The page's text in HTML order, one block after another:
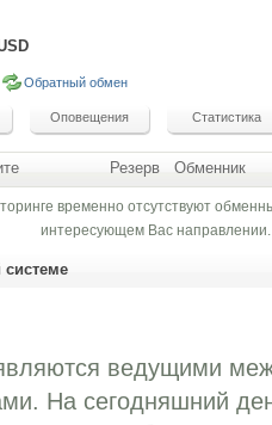
Обратный обмен
Резерв Обменник
временно отсутствуют
интересующем Вас направлении.
ведущими
На сегодняшний